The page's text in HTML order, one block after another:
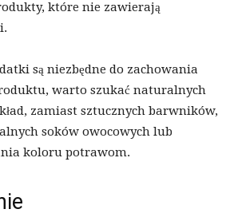
które nie zawierają
są niezbędne do zachowania
warto szukać naturalnych
zamiast sztucznych barwników,
soków owocowych lub
koloru potrawom.